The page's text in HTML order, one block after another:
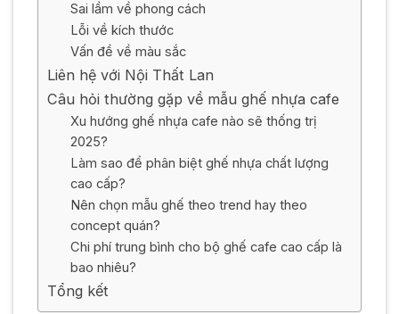
Sai lầm về phong cách
Lỗi về kích thước
Vấn đề về màu sắc
Liên hệ với Nội Thất Lan
Câu hỏi thường gặp về mẫu ghế nhựa cafe
Xu hướng ghế nhựa cafe nào sẽ thống trị
2025?
Làm sao để phân biệt ghế nhựa chất lượng
cao cấp?
Nên chọn mẫu ghế theo trend hay theo
concept quán?
Chi phí trung bình cho bộ ghế cafe cao cấp là
bao nhiêu?
Tổng kết